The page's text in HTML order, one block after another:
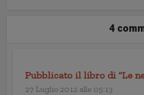
4
Pubblicato il libro di “Le
27 Luglio 2012 alle 05:13